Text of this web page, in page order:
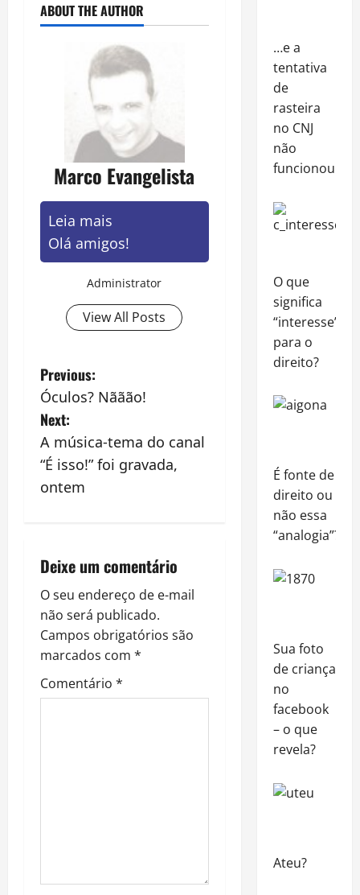
ABOUT THE AUTHOR
Marco Evangelista
Leia mais
Olá amigos!
Administrator
View All Posts
P
o
s
t
v
i
g
a
Previous:
Óculos? Nããão!
Next:
A música-tema do canal
“É isso!” foi gravada,
ontem
Deixe um comentário
O seu endereço de e-mail
não será publicado.
Campos obrigatórios são
marcados com *
Comentário *
…e a
tentativa
de
rasteira
no CNJ
não
funcionou!
O que
significa
“interesse”
para o
direito?
É fonte de
direito ou
não essa
“analogia”?
Sua foto
de criança
no
facebook
– o que
revela?
Ateu?